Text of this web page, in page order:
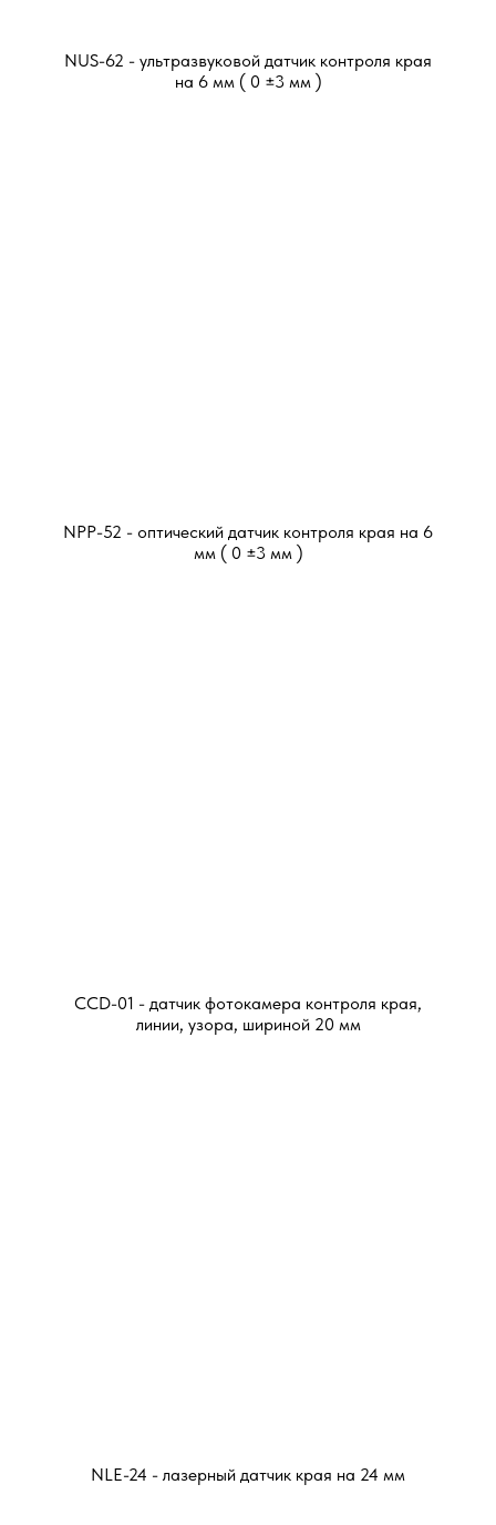
NUS-62 - ультразвуковой датчик контроля края
на 6 мм ( 0 ±3 мм )
NPP-52 - оптический датчик контроля края на 6
мм ( 0 ±3 мм )
CCD-01 - датчик фотокамера контроля края,
линии, узора, шириной 20 мм
NLE-24 - лазерный датчик края на 24 мм